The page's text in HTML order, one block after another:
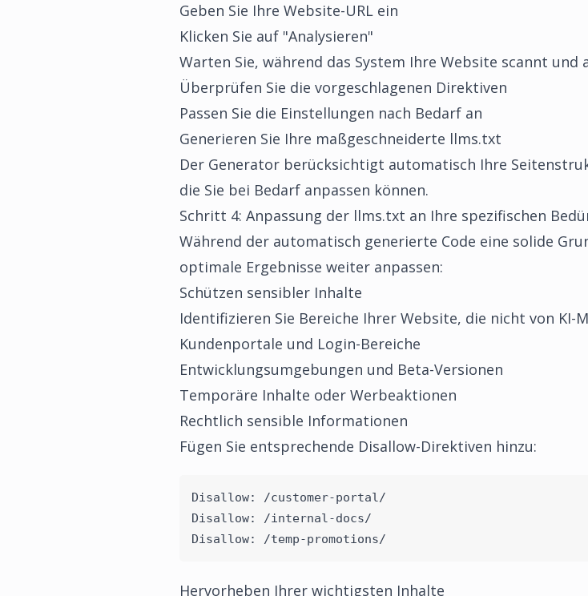
Geben Sie Ihre Website-URL ein
Klicken Sie auf "Analysieren"
Warten Sie, während das System Ihre Website scannt und
Überprüfen Sie die vorgeschlagenen Direktiven
Passen Sie die Einstellungen nach Bedarf an
Generieren Sie Ihre maßgeschneiderte llms.txt
Der Generator berücksichtigt automatisch Ihre
die Sie bei Bedarf anpassen können.
Schritt 4: Anpassung der llms.txt an Ihre spezifischen
Während der automatisch generierte Code eine solide
optimale Ergebnisse weiter anpassen:
Schützen sensibler Inhalte
Identifizieren Sie Bereiche Ihrer Website, die nicht von KI-
Kundenportale und Login-Bereiche
Entwicklungsumgebungen und Beta-Versionen
Temporäre Inhalte oder Werbeaktionen
Rechtlich sensible Informationen
Fügen Sie entsprechende Disallow-Direktiven hinzu:
Disallow: /customer-portal/
Disallow: /internal-docs/
Disallow: /temp-promotions/
Hervorheben Ihrer wichtigsten Inhalte